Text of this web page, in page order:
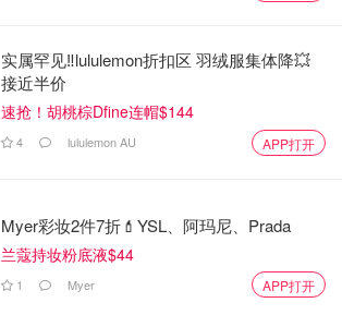
实属罕见‼️lululemon折扣区 羽绒服集体降💥
接近半价
速抢！胡桃棕Dfine连帽$144
4 lululemon AU APP打开
Myer彩妆2件7折💄YSL、阿玛尼、Prada
兰蔻持妆粉底液$44
1 Myer APP打开